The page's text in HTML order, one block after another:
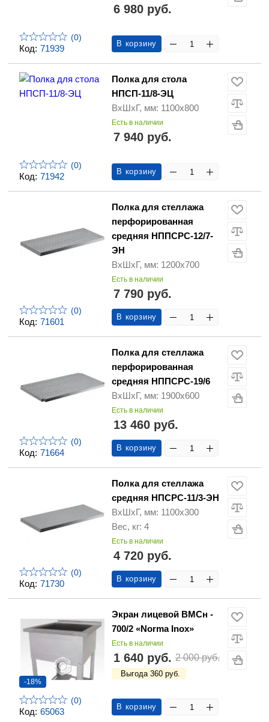
Код: 71939
(0)
6 980 руб.
В корзину
Код: 71942
(0)
Полка для стола
НПСП-11/8-ЭЦ
ВхШхГ, мм: 1100х800
Есть в наличии
7 940 руб.
В корзину
Код: 71601
(0)
Полка для стеллажа
перфорированная
средняя НППСРС-12/7-
ЭН
ВхШхГ, мм: 1200х700
Есть в наличии
7 790 руб.
В корзину
Код: 71664
(0)
Полка для стеллажа
перфорированная
средняя НППСРС-19/6
ВхШхГ, мм: 1900х600
Есть в наличии
13 460 руб.
В корзину
Код: 71730
(0)
Полка для стеллажа
средняя НПСРС-11/3-ЭН
ВхШхГ, мм: 1100х300
Вес, кг: 4
Есть в наличии
4 720 руб.
В корзину
Код: 65063
-18%
(0)
Экран лицевой ВМСн -
700/2 «Norma Inox»
Есть в наличии
1 640 руб. 2 000 руб.
Выгода 360 руб.
В корзину